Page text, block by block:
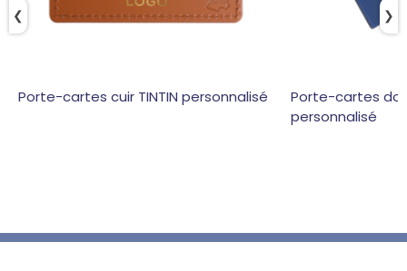
Porte-cartes cuir TINTIN personnalisé
Porte-cartes
personnalisé
❯
❮